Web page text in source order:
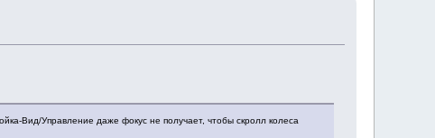
Вид/Управление даже фокус не получает, чтобы скролл колеса